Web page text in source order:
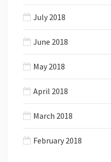
July 2018
June 2018
May 2018
April 2018
March 2018
February 2018